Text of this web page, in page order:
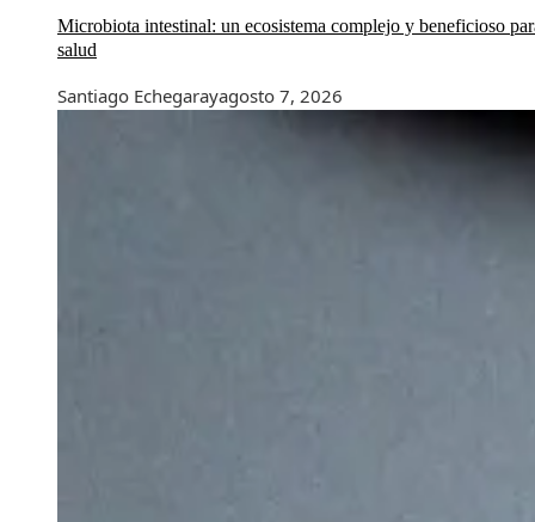
Microbiota intestinal: un ecosistema complejo y beneficioso
salud
Santiago Echegarayagosto 7, 2026